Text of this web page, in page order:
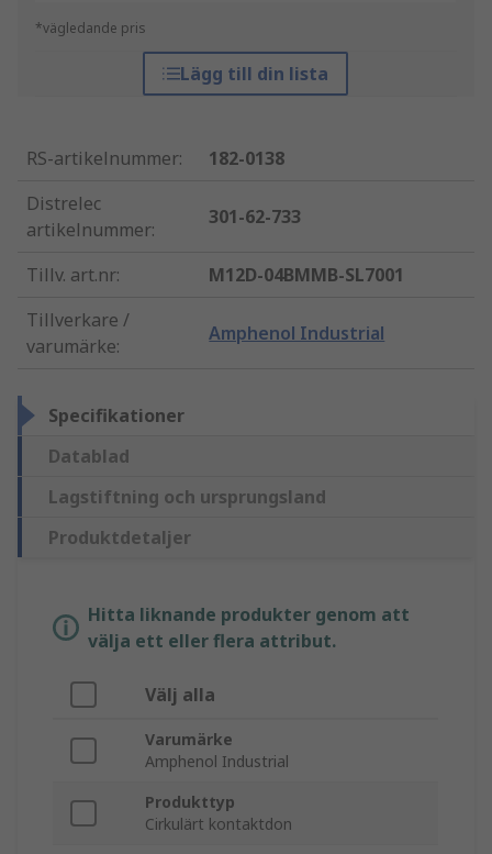
*vägledande pris
Lägg till din lista
RS-artikelnummer:
182-0138
Distrelec
artikelnummer:
301-62-733
Tillv. art.nr:
M12D-04BMMB-SL7001
Tillverkare /
varumärke:
Amphenol Industrial
Specifikationer
Datablad
Lagstiftning och ursprungsland
Produktdetaljer
Hitta liknande produkter genom att
välja ett eller flera attribut.
Välj alla
Varumärke
Amphenol Industrial
Produkttyp
Cirkulärt kontaktdon